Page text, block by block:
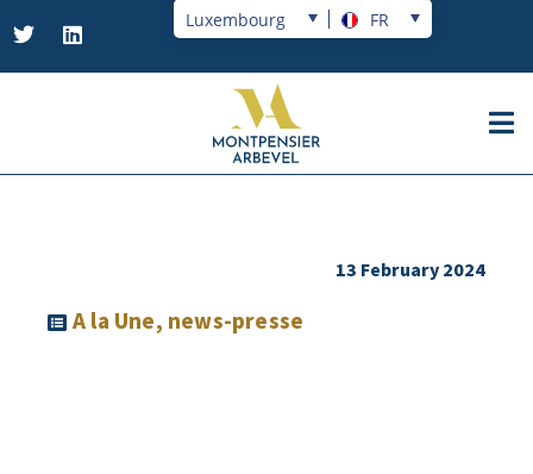
Luxembourg FR
13 February 2024
A la Une, news-presse